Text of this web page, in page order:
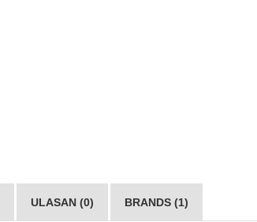
ULASAN (0) BRANDS (1)